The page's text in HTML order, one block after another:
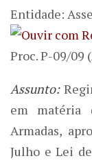
Entidade:
Proc. P-09/09
Assunto:
em matéria
Armadas,
Julho e Lei